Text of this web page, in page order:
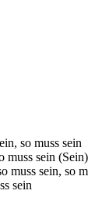
so muss sein
muss sein (Sein)
muss sein, so
sein